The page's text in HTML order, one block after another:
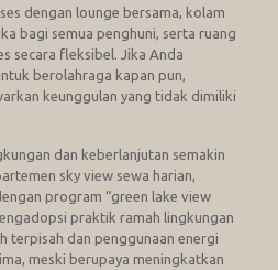
dengan lounge bersama, kolam
bagi semua penghuni, serta ruang
secara fleksibel. Jika Anda
berolahraga kapan pun,
keunggulan yang tidak dimiliki
dan keberlanjutan semakin
sky view sewa harian,
program “green lake view
praktik ramah lingkungan
terpisah dan penggunaan energi
meski berupaya meningkatkan